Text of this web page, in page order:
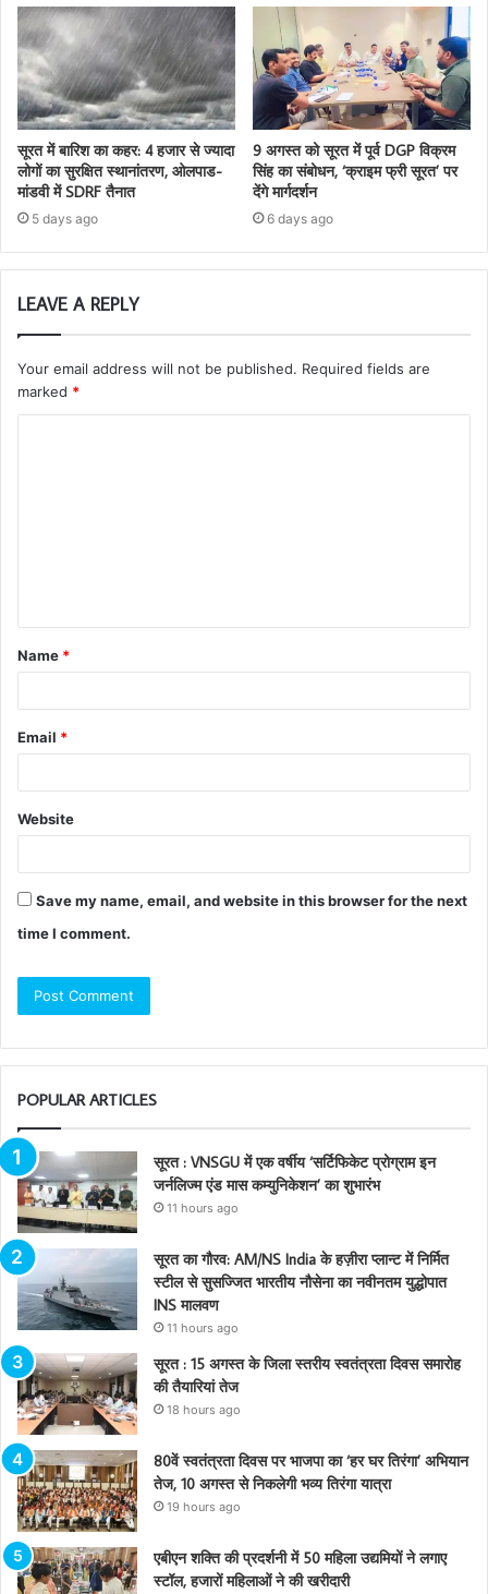
सूरत में बारिश का कहर: 4 हजार से ज्यादा
लोगों का सुरक्षित स्थानांतरण, ओलपाड-
मांडवी में SDRF तैनात
5 days ago
9 अगस्त को सूरत में पूर्व DGP विक्रम
सिंह का संबोधन, ‘क्राइम फ्री सूरत’ पर
देंगे मार्गदर्शन
6 days ago
LEAVE A REPLY
Your email address will not be published. Required fields are
marked *
Name *
Email *
Website
Save my name, email, and website in this browser for the next
time I comment.
POPULAR ARTICLES
सूरत : VNSGU में एक वर्षीय ‘सर्टिफिकेट प्रोग्राम इन
जर्नलिज्म एंड मास कम्युनिकेशन’ का शुभारंभ
11 hours ago
सूरत का गौरव: AM/NS India के हज़ीरा प्लान्ट में निर्मित
स्टील से सुसज्जित भारतीय नौसेना का नवीनतम युद्धोपात
INS मालवण
11 hours ago
सूरत : 15 अगस्त के जिला स्तरीय स्वतंत्रता दिवस समारोह
की तैयारियां तेज
18 hours ago
80वें स्वतंत्रता दिवस पर भाजपा का ‘हर घर तिरंगा’ अभियान
तेज, 10 अगस्त से निकलेगी भव्य तिरंगा यात्रा
19 hours ago
एबीएन शक्ति की प्रदर्शनी में 50 महिला उद्यमियों ने लगाए
स्टॉल, हजारों महिलाओं ने की खरीदारी